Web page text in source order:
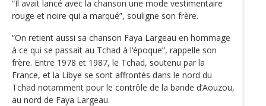
“Il avait lancé avec la chanson une mode vestimentaire
rouge et noire qui a marqué”, souligne son frère.
“On retient aussi sa chanson Faya Largeau en hommage
à ce qui se passait au Tchad à l‘époque”, rappelle son
frère. Entre 1978 et 1987, le Tchad, soutenu par la
France, et la Libye se sont affrontés dans le nord du
Tchad notamment pour le contrôle de la bande d’Aouzou,
au nord de Faya Largeau.